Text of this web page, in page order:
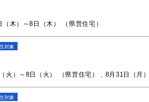
木）～8日（木） （県営住宅）
対象
火）～8日（火） （県営住宅） , 8月31日（月
対象